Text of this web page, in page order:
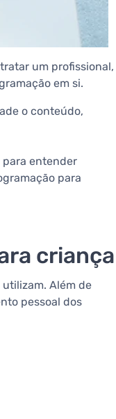
um profissional,
em si.
o conteúdo,
para entender
para
criança
Além de
pessoal dos